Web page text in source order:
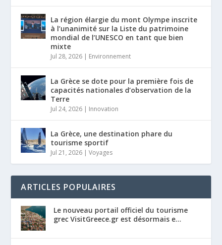
La région élargie du mont Olympe inscrite
à l’unanimité sur la Liste du patrimoine
mondial de l’UNESCO en tant que bien
mixte
Jul 28, 2026 | Environnement
La Grèce se dote pour la première fois de
capacités nationales d’observation de la
Terre
Jul 24, 2026 | Innovation
La Grèce, une destination phare du
tourisme sportif
Jul 21, 2026 |Voyages
ARTICLES POPULAIRES
Le nouveau portail officiel du tourisme
grec VisitGreece.gr est désormais e...